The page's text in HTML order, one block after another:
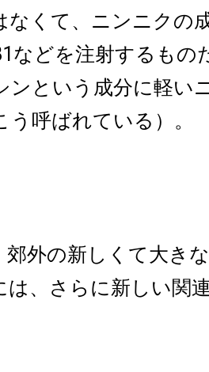
なくて、ニンニクの
などを注射するもの
ンという成分に軽い
呼ばれている）。
郊外の新しくて大き
は、さらに新しい関